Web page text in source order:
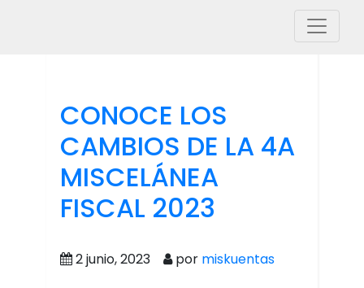
CONOCE LOS
CAMBIOS DE LA 4A
MISCELÁNEA
FISCAL 2023
2 junio, 2023 por miskuentas